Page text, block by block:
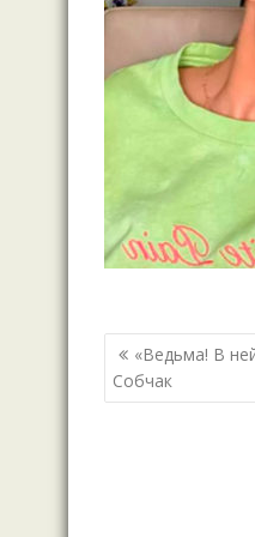
Навигация
по
записям
«Ведьма! В
Собчак